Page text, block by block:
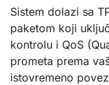
Sistem dolazi sa
paketom koji
kontrolu i QoS
prometa prema
istovremeno